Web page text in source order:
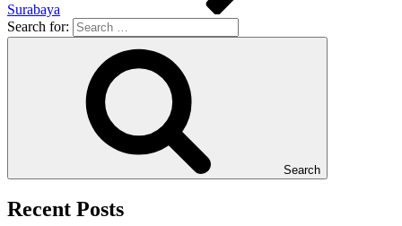
Surabaya
Search for:
Search
Recent Posts